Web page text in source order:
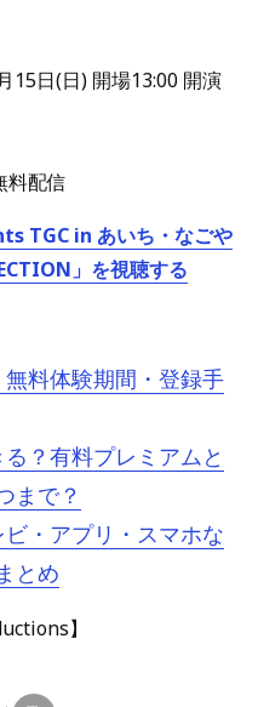
日(日) 開場13:00 開演
料配信
TGC in あいち・なごや
」を視聴する
料体験期間・登録手
？有料プレミアムと
まで？
・アプリ・スマホな
とめ
】